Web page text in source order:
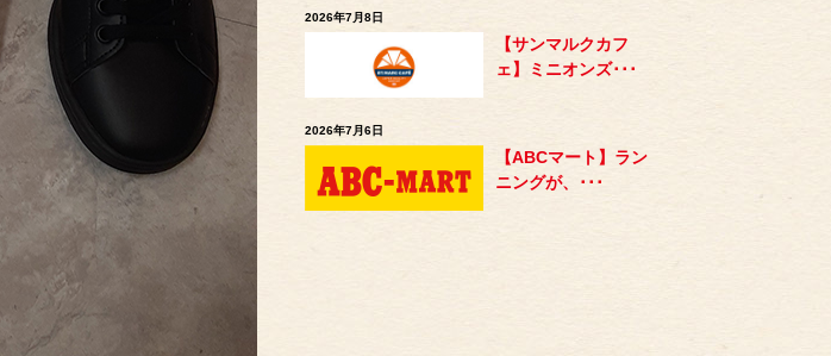
2026年7月8日
【サンマルクカフ
ェ】ミニオンズ･･･
2026年7月6日
【ABCマート】ラン
ニングが、･･･